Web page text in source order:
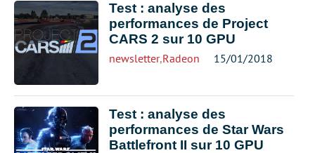
Test : analyse des
performances de Project
CARS 2 sur 10 GPU
newsletter,Radeon 15/01/2018
Test : analyse des
performances de Star Wars
Battlefront II sur 10 GPU